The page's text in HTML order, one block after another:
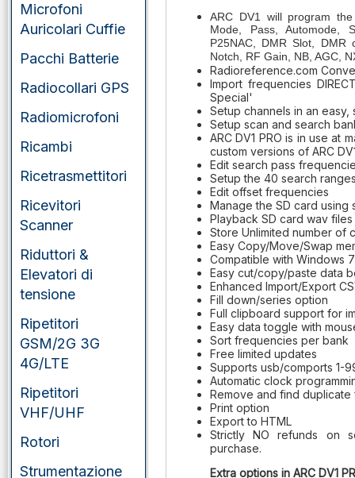
Microfoni
Auricolari Cuffie
Pacchi Batterie
Radiocollari GPS
Radiomicrofoni
Ricambi
Ricetrasmettitori
Ricevitori
Scanner
Riduttori &
Elevatori di
tensione
Ripetitori
GSM/2G 3G
4G/LTE
Ripetitori
VHF/UHF
Rotori
Strumentazione
ARC DV1 will program
Mode, Pass, Automode,
P25NAC, DMR Slot, DMR
Notch, RF Gain, NB, AGC,
Radioreference.com
Import frequencies
Special'
Setup channels in an
Setup scan and search
ARC DV1 PRO is in use at
custom versions of ARC
Edit search pass
Setup the 40 search
Edit offset frequencies
Manage the SD card using
Playback SD card wav files
Store Unlimited number of
Easy Copy/Move/Swap
Compatible with Windows
Easy cut/copy/paste data
Enhanced Import/Export
Fill down/series option
Full clipboard support for
Easy data toggle with
Sort frequencies per bank
Free limited updates
Supports usb/comports 1-
Automatic clock
Remove and find
Print option
Export to HTML
Strictly NO refunds on
purchase.
Extra options in ARC DV1